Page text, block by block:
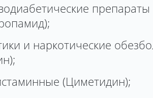
и наркотические
(Циметидин);